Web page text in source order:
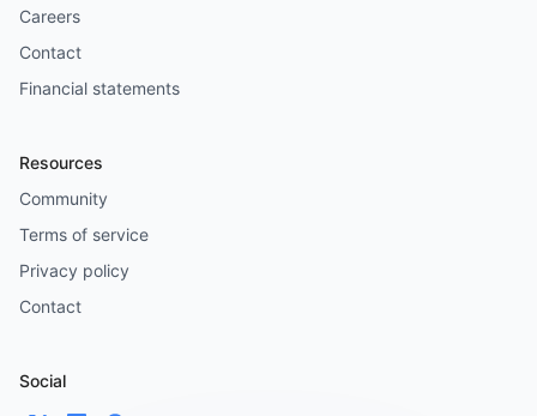
Careers
Contact
Financial statements
Resources
Community
Terms of service
Privacy policy
Contact
Social